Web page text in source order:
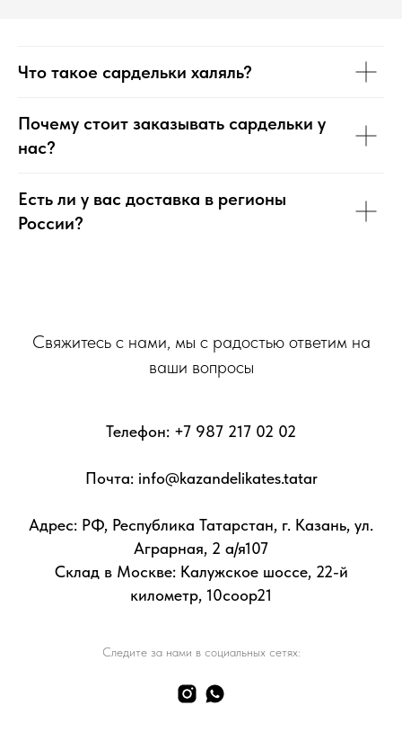
Что такое сардельки халяль?
Почему стоит заказывать сардельки у
нас?
Есть ли у вас доставка в регионы
России?
Свяжитесь с нами, мы с радостью ответим на
ваши вопросы
Телефон: +7 987 217 02 02
Почта: info@kazandelikates.tatar
Адрес: РФ, Республика Татарстан, г. Казань, ул.
Аграрная, 2 а/я107
Склад в Москве: Калужское шоссе, 22-й
километр, 10соор21
Следите за нами в социальных сетях: